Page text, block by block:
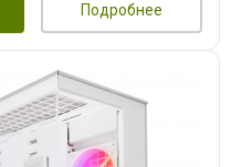
Подробнее